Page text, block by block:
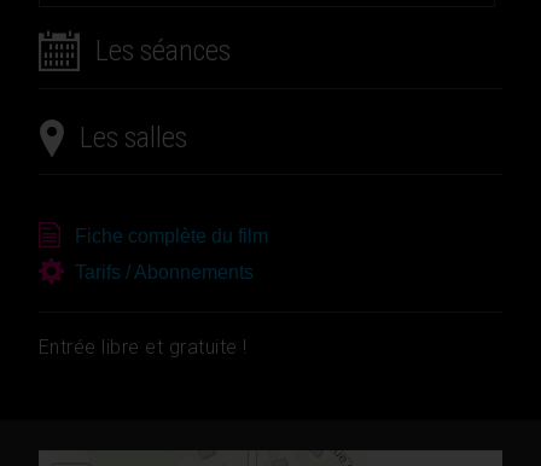
Les séances
Les salles
Fiche complète du film
Tarifs / Abonnements
Entrée libre et gratuite !